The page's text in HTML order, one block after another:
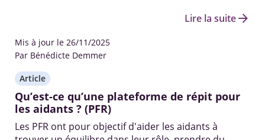
Lire la suitearrow_forward
Mis à jour le 26/11/2025
Par Bénédicte Demmer
Article
Qu’est-ce qu’une plateforme de répit pour
les aidants ? (PFR)
Les PFR ont pour objectif d'aider les aidants à